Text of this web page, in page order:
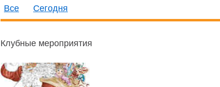
Все Сегодня
Клубные мероприятия